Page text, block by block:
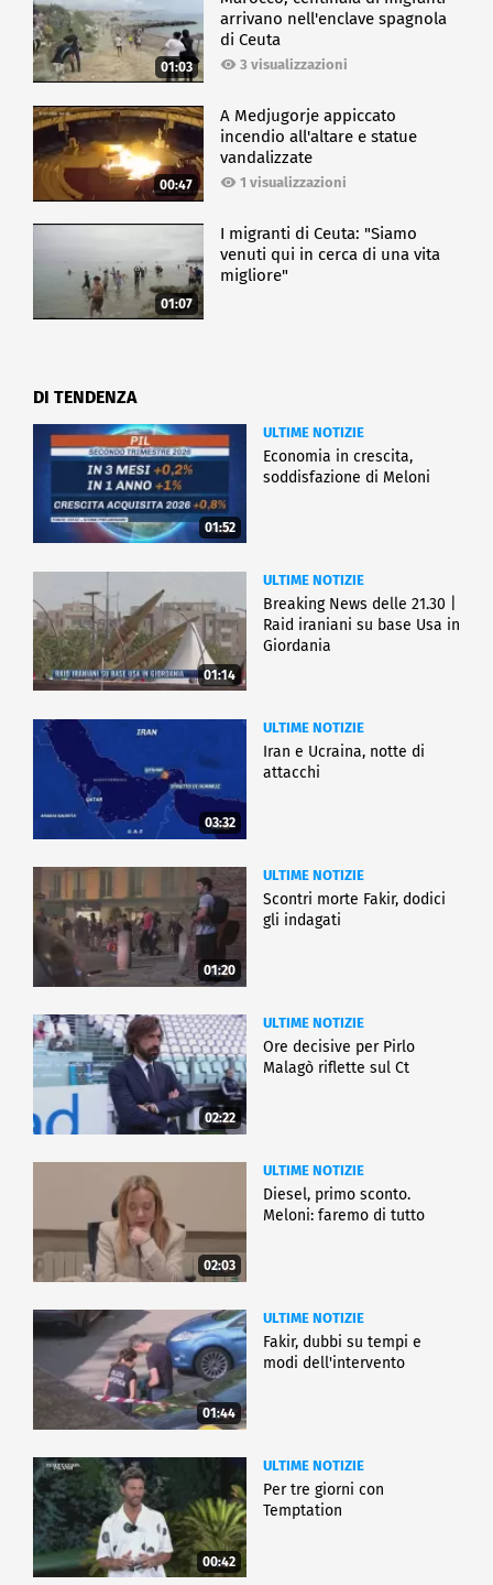
01:03
arrivano nell'enclave spagnola
di Ceuta
3 visualizzazioni
00:47
A Medjugorje appiccato
incendio all'altare e statue
vandalizzate
1 visualizzazioni
01:07
I migranti di Ceuta: "Siamo
venuti qui in cerca di una vita
migliore"
DI TENDENZA
01:52
ULTIME NOTIZIE
Economia in crescita,
soddisfazione di Meloni
01:14
ULTIME NOTIZIE
Breaking News delle 21.30 |
Raid iraniani su base Usa in
Giordania
03:32
ULTIME NOTIZIE
Iran e Ucraina, notte di
attacchi
01:20
ULTIME NOTIZIE
Scontri morte Fakir, dodici
gli indagati
02:22
ULTIME NOTIZIE
Ore decisive per Pirlo
Malagò riflette sul Ct
02:03
ULTIME NOTIZIE
Diesel, primo sconto.
Meloni: faremo di tutto
01:44
ULTIME NOTIZIE
Fakir, dubbi su tempi e
modi dell'intervento
00:42
ULTIME NOTIZIE
Per tre giorni con
Temptation